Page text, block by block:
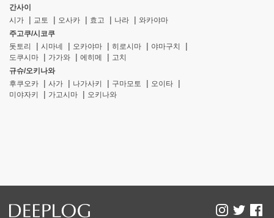
간사이
시가
교토 오사카 효고 나라
와카야마
주고쿠/시코쿠
돗토리
시마네 오카야마 히로시마
야마구치
도쿠시마
가가와 에히메
고치
규슈/오키나와
후쿠오카
사가 나가사키 구마모토
오이타
미야자키
가고시마 오키나와